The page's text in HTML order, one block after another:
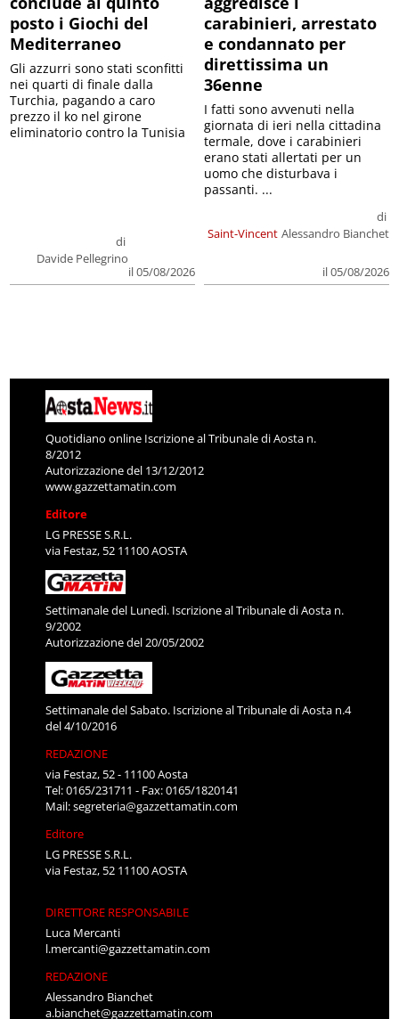
posto i Giochi del
Mediterraneo
di
Davide Pellegrino
il 05/08/2026
Gli azzurri sono stati sconfitti
nei quarti di finale dalla
Turchia, pagando a caro
prezzo il ko nel girone
eliminatorio contro la Tunisia
carabinieri, arrestato
e condannato per
direttissima un
36enne
Saint-Vincent
di
Alessandro Bianchet
il 05/08/2026
I fatti sono avvenuti nella
giornata di ieri nella cittadina
termale, dove i carabinieri
erano stati allertati per un
uomo che disturbava i
passanti. ...
Quotidiano online Iscrizione al Tribunale di Aosta n.
8/2012
Autorizzazione del 13/12/2012
www.gazzettamatin.com
Editore
LG PRESSE S.R.L.
via Festaz, 52 11100 AOSTA
Settimanale del Lunedì. Iscrizione al Tribunale di Aosta n.
9/2002
Autorizzazione del 20/05/2002
Settimanale del Sabato. Iscrizione al Tribunale di Aosta n.4
del 4/10/2016
REDAZIONE
via Festaz, 52 - 11100 Aosta
Tel: 0165/231711 - Fax: 0165/1820141
Mail:segreteria@gazzettamatin.com
Editore
LG PRESSE S.R.L.
via Festaz, 52 11100 AOSTA
DIRETTORE RESPONSABILE
Luca Mercanti
l.mercanti@gazzettamatin.com
REDAZIONE
Alessandro Bianchet
a.bianchet@gazzettamatin.com